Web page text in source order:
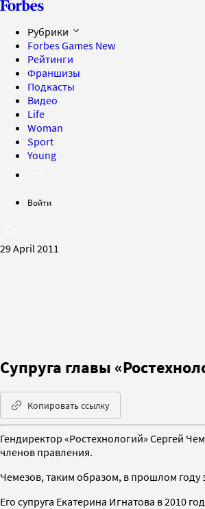
Рубрики
Forbes Games New
Рейтинги
Франшизы
Подкасты
Видео
Life
Woman
Sport
Young
Войти
29 April 2011
Супруга главы
Копировать ссылку
Гендиректор «Ростехнологий» Сергей
членов правления.
Чемезов, таким образом, в прошлом году
Его супруга Екатерина Игнатова в 2010